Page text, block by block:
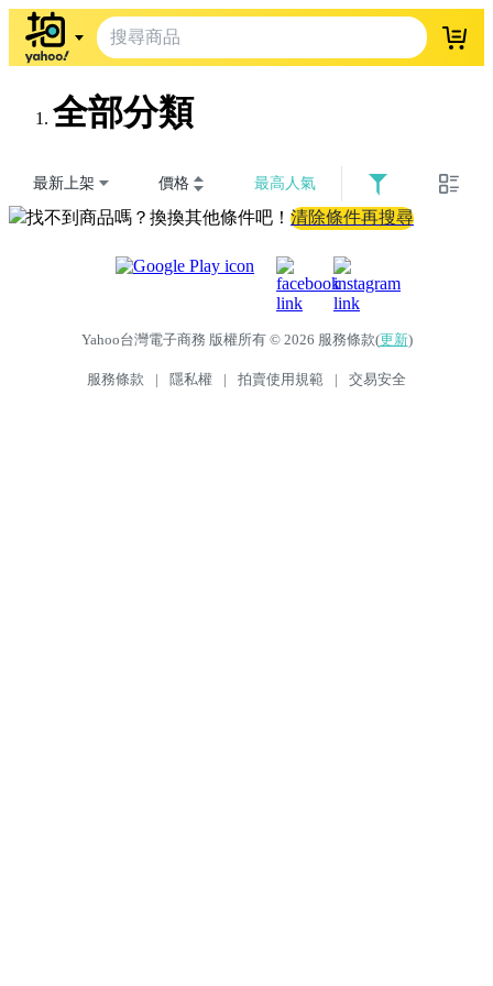
登入
全部分類
最新上架 價格 最高人氣
找不到商品嗎？換換其他條件吧！ 清除條件再搜尋
Yahoo台灣電子商務 版權所有 © 2026 服務條款(更新)
服務條款 | 隱私權 | 拍賣使用規範 | 交易安全